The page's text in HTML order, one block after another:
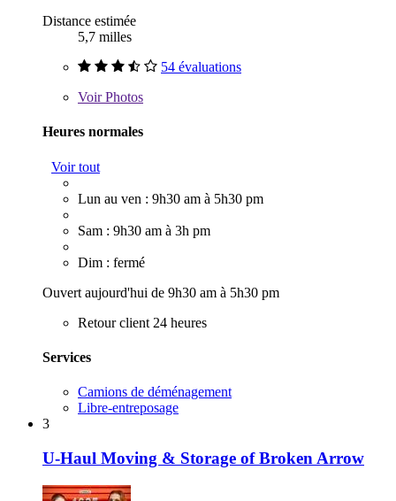
Distance estimée
5,7 milles
54 évaluations
VoirPhotos
Heures normales
Voir tout
Lun au ven : 9h30 am à 5h30 pm
Sam : 9h30 am à 3h pm
Dim : fermé
Ouvert aujourd'hui de 9h30 am à 5h30 pm
Retour client 24 heures
Services
Camions de déménagement
Libre-entreposage
3
U-Haul Moving & Storage of Broken Arrow